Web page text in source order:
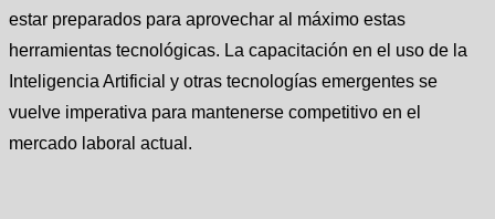
estar preparados para aprovechar al máximo estas
herramientas tecnológicas. La capacitación en el uso de la
Inteligencia Artificial y otras tecnologías emergentes se
vuelve imperativa para mantenerse competitivo en el
mercado laboral actual.